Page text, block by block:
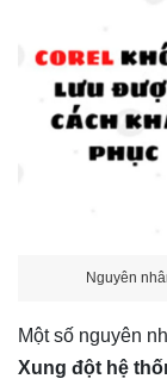
Nguyên
Một số nguyên
Xung đột hệ